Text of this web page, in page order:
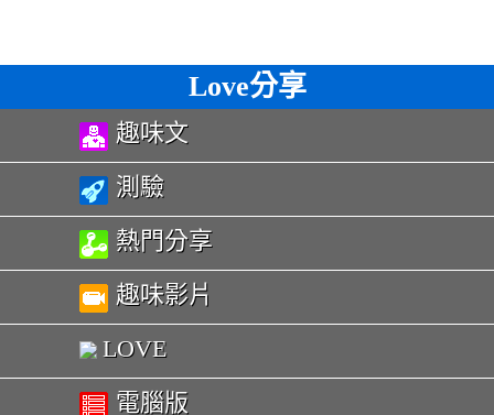
Love分享
趣味文
測驗
熱門分享
趣味影片
LOVE
電腦版